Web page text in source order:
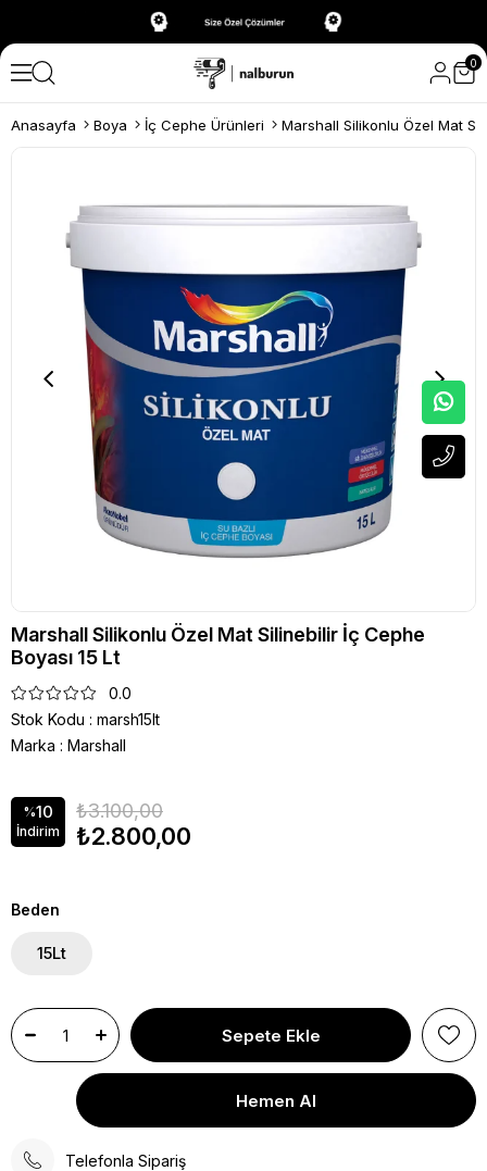
0
Anasayfa Boya İç Cephe Ürünleri
Marshall Silikonlu Özel Mat Silinebilir İç Cephe
Boyası 15 Lt
0.0
Stok Kodu
marsh15lt
Marka : Marshall
%10
İndirim
₺3.100,00
₺2.800,00
Beden
15Lt
Telefonla Sipariş